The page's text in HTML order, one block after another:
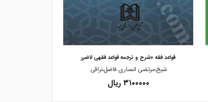
مشاهده و خرید
قواعد فقه «شرح و ترجمه قواعد فقهی لاضرر
شیخ،مرتضی انصاری فاضل،نراقی
۳۱۰۰۰۰۰ ریال